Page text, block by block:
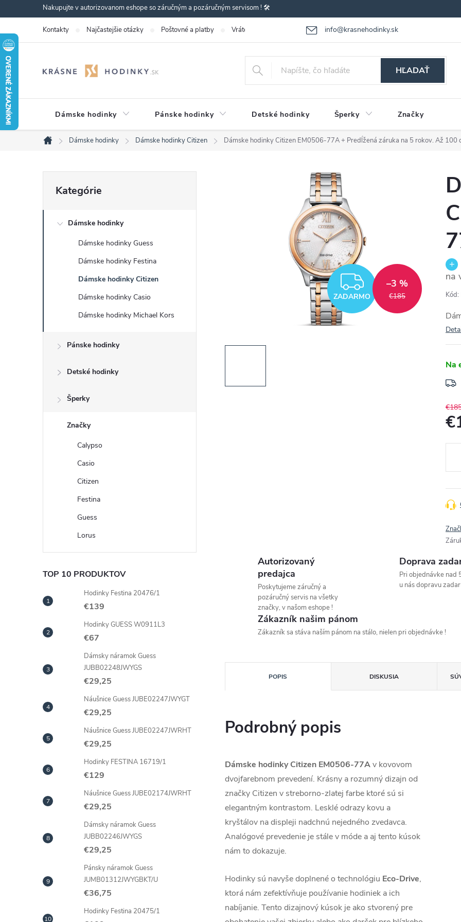
na
obsah
Nakupujte v autorizovanom eshope so záručným a pozáručným servisom ! 🛠️
info@krasnehodinky.sk
Kontakty Najčastejšie otázky Poštovné a platby Vrátenie-výmena tovaru Reklamácia tovaru Obchodné podmienky
HĽADAŤ
Dámske hodinky Pánske hodinky Detské hodinky Šperky Značky
Domov
Dámske hodinky Dámske hodinky Citizen Dámske hodinky Citizen EM0506-77A+ Predĺžená záruka na 5 rokov. Až
o
a
kategórie
Kategórie
Dámske hodinky
Dámske hodinky Guess
Dámske hodinky Festina
Dámske hodinky Citizen
Dámske hodinky Casio
Dámske hodinky Michael Kors
Pánske hodinky
Detské hodinky
Šperky
Značky
Calypso
Casio
Citizen
Festina
Guess
Lorus
TOP 10 PRODUKTOV
Hodinky Festina 20476/1
€139
Hodinky GUESS W0911L3
€67
Dámsky náramok Guess
JUBB02248JWYGS
€29,25
Náušnice Guess JUBE02247JWYGT
€29,25
Náušnice Guess JUBE02247JWRHT
€29,25
Hodinky FESTINA 16719/1
€129
Náušnice Guess JUBE02174JWRHT
€29,25
Dámsky náramok Guess
JUBB02246JWYGS
€29,25
Pánsky náramok Guess
JUMB01312JWYGBKT/U
€36,75
Hodinky Festina 20475/1
ZADARMO
ZADARMO €185
–3 %
na
Kód:
Na
Autorizovaný
predajca
Poskytujeme záručný a
pozáručný servis na všetky
značky, v našom eshope !
Doprava
Pri objednávke nad
u nás dopravu
Zákazník našim pánom
Zákazník sa stáva naším pánom na stálo, nielen pri objednávke !
POPIS DISKUSIA
Podrobný popis
Dámske hodinky Citizen EM0506-77Av kovovom
dvojfarebnom prevedení. Krásny a rozumný dizajn od
značky Citizen v streborno-zlatej farbe ktoré sú si
elegantným kontrastom. Lesklé odrazy kovu a
kryštálov na displeji nadchnú nejedného zvedavca.
Analógové prevedenie je stále v móde a aj tento kúsok
nám to dokazuje.
Hodinky sú navyše doplnené o technológiu Eco-Drive,
ktorá nám zefektívňuje používanie hodiniek a ich
nabíjanie. Tento dizajnový kúsok je ako stvorený pre